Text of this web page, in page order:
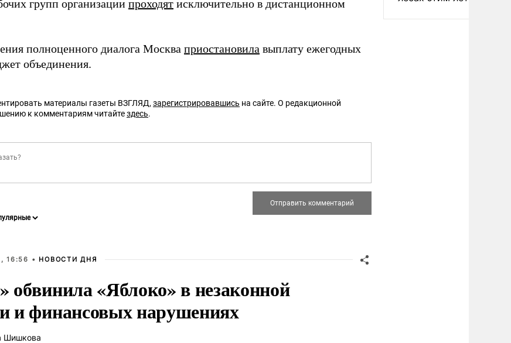
групп организации проходят исключительно в дистанционном
полноценного диалога Москва приостановила выплату ежегодных
объединения.
материалы газеты ВЗГЛЯД, зарегистрировавшись на сайте. О редакционной
к комментариям читайтездесь.
16:56 • НОВОСТИ ДНЯ
обвинила «Яблоко» в незаконной
и финансовых нарушениях
Шишкова